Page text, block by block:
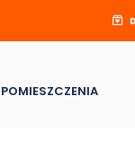
POMIESZCZENIA